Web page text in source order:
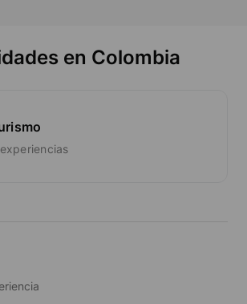
en Colombia